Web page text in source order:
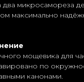
микросамореза
максимально
мощевика для
по
канонами.